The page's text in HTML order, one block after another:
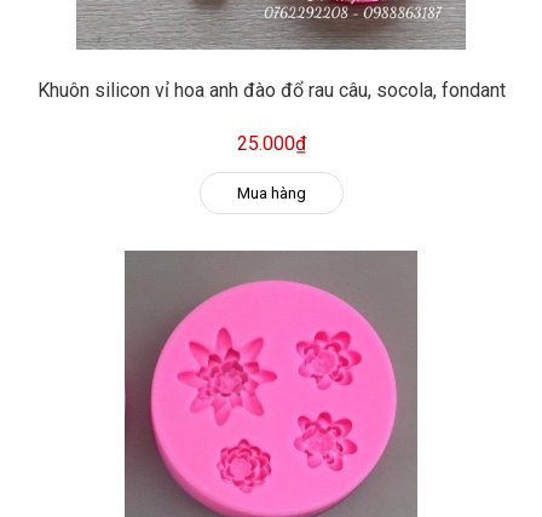
Khuôn silicon vỉ hoa anh đào đổ rau câu, socola, fondant
25.000₫
Mua hàng